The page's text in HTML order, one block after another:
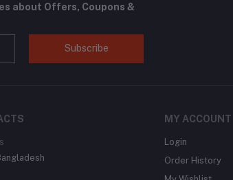
about Offers, Coupons &
Subscribe
MY ACCOUNT
Login
Order History